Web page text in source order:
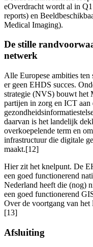
eOverdracht wordt al in
reports) en
Medical Imaging).
De stille
netwerk
Alle Europese ambities
er geen EHDS succes.
strategie (NVS) bouwt het
partijen in zorg en ICT aan
daarvan is het landelijk
overkoepelende term en
infrastructuur die digitale
maakt.[12]
Hier zit het knelpunt. De
een goed functionerend
Nederland heeft die (nog)
een goed functionerend
Over de voortgang van het
[13]
Afsluiting